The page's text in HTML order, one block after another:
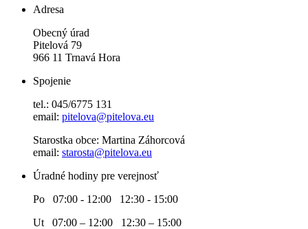
Adresa
Obecný úrad
Pitelová 79
966 11 Trnavá Hora
Spojenie
tel.: 045/6775 131
email: pitelova@pitelova.eu
Starostka obce: Martina Záhorcová
email: starosta@pitelova.eu
Úradné hodiny pre verejnosť
Po 07:00 - 12:00 12:30 - 15:00
Ut 07:00 – 12:00 12:30 – 15:00